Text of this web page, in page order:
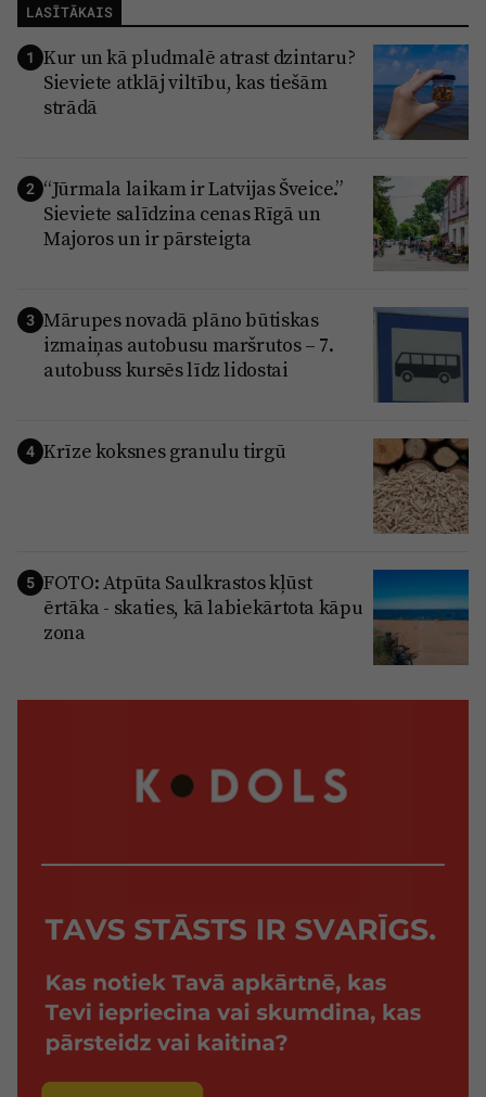
LASĪTĀKAIS
1 Kur un kā pludmalē atrast dzintaru?
Sieviete atklāj viltību, kas tiešām
strādā
2 “Jūrmala laikam ir Latvijas Šveice.”
Sieviete salīdzina cenas Rīgā un
Majoros un ir pārsteigta
3 Mārupes novadā plāno būtiskas
izmaiņas autobusu maršrutos – 7.
autobuss kursēs līdz lidostai
4 Krīze koksnes granulu tirgū
5 FOTO: Atpūta Saulkrastos kļūst
ērtāka - skaties, kā labiekārtota kāpu
zona